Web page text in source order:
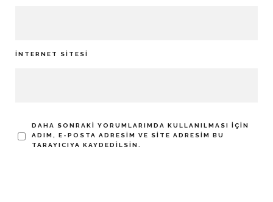
İNTERNET SITESI
DAHA SONRAKI YORUMLARIMDA KULLANILMASI IÇIN
ADIM, E-POSTA ADRESIM VE SITE ADRESIM BU
TARAYICIYA KAYDEDILSIN.